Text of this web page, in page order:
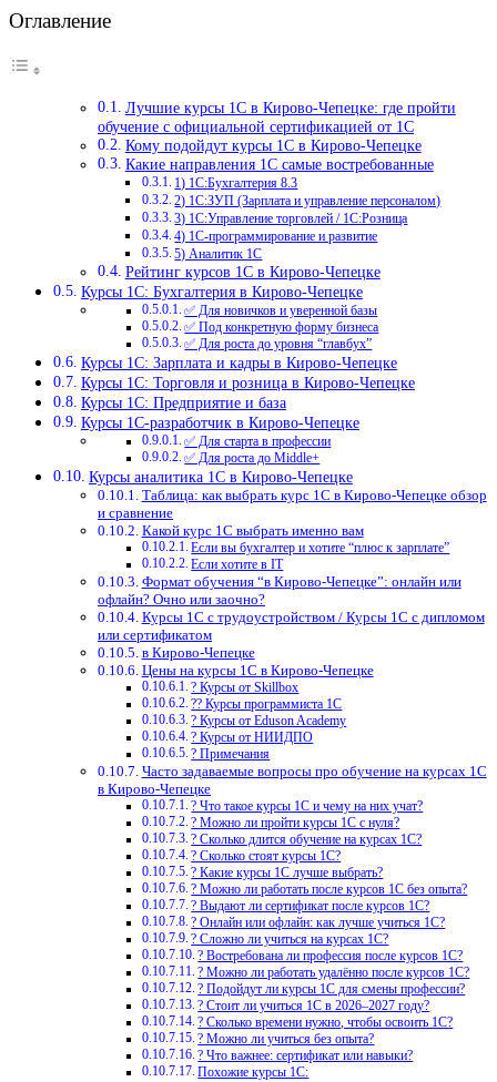
Оглавление
Лучшие курсы 1С в Кирово-Чепецке: где пройти
обучение с официальной сертификацией от 1С
Кому подойдут курсы 1С в Кирово-Чепецке
Какие направления 1С самые востребованные
1) 1С:Бухгалтерия 8.3
2) 1С:ЗУП (Зарплата и управление персоналом)
3) 1С:Управление торговлей / 1С:Розница
4) 1С-программирование и развитие
5) Аналитик 1С
Рейтинг курсов 1С в Кирово-Чепецке
Курсы 1С: Бухгалтерия в Кирово-Чепецке
✅ Для новичков и уверенной базы
✅ Под конкретную форму бизнеса
✅ Для роста до уровня “главбух”
Курсы 1С: Зарплата и кадры в Кирово-Чепецке
Курсы 1С: Торговля и розница в Кирово-Чепецке
Курсы 1С: Предприятие и база
Курсы 1С-разработчик в Кирово-Чепецке
✅ Для старта в профессии
✅ Для роста до Middle+
Курсы аналитика 1С в Кирово-Чепецке
Таблица: как выбрать курс 1С в Кирово-Чепецке обзор
и сравнение
Какой курс 1С выбрать именно вам
Если вы бухгалтер и хотите “плюс к зарплате”
Если хотите в IT
Формат обучения “в Кирово-Чепецке”: онлайн или
офлайн? Очно или заочно?
Курсы 1С с трудоустройством / Курсы 1С с дипломом
или сертификатом
в Кирово-Чепецке
Цены на курсы 1С в Кирово-Чепецке
? Курсы от Skillbox
?‍? Курсы программиста 1С
? Курсы от Eduson Academy
? Курсы от НИИДПО
? Примечания
Часто задаваемые вопросы про обучение на курсах 1С
в Кирово-Чепецке
? Что такое курсы 1С и чему на них учат?
? Можно ли пройти курсы 1С с нуля?
? Сколько длится обучение на курсах 1С?
? Сколько стоят курсы 1С?
? Какие курсы 1С лучше выбрать?
? Можно ли работать после курсов 1С без опыта?
? Выдают ли сертификат после курсов 1С?
? Онлайн или офлайн: как лучше учиться 1С?
? Сложно ли учиться на курсах 1С?
? Востребована ли профессия после курсов 1С?
? Можно ли работать удалённо после курсов 1С?
? Подойдут ли курсы 1С для смены профессии?
? Стоит ли учиться 1С в 2026–2027 году?
? Сколько времени нужно, чтобы освоить 1С?
? Можно ли учиться без опыта?
? Что важнее: сертификат или навыки?
Похожие курсы 1С: